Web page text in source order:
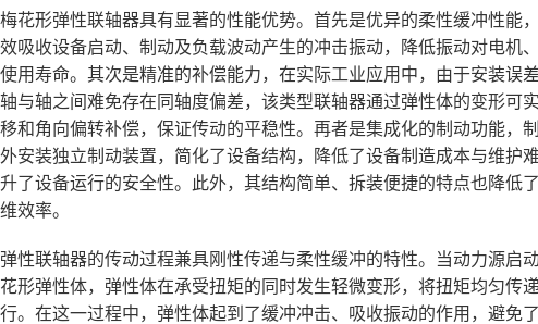
花形弹性联轴器具有显著的性能优势。首先是优异的柔性缓冲性能
吸收设备启动、制动及负载波动产生的冲击振动，降低振动对电机
用寿命。其次是精准的补偿能力，在实际工业应用中，由于安装误差
与轴之间难免存在同轴度偏差，该类型联轴器通过弹性体的变形可
和角向偏转补偿，保证传动的平稳性。再者是集成化的制动功能，
安装独立制动装置，简化了设备结构，降低了设备制造成本与维护难
了设备运行的安全性。此外，其结构简单、拆装便捷的特点也降低
效率。
性联轴器的传动过程兼具刚性传递与柔性缓冲的特性。当动力源启
形弹性体，弹性体在承受扭矩的同时发生轻微变形，将扭矩均匀传
。在这一过程中，弹性体起到了缓冲冲击、吸收振动的作用，避免